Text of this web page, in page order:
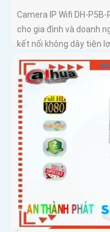
Camera IP Wifi DH-
cho gia đình và doanh
kết nối không dây tiện
sáng yếu, camera giúp
rõ ràng